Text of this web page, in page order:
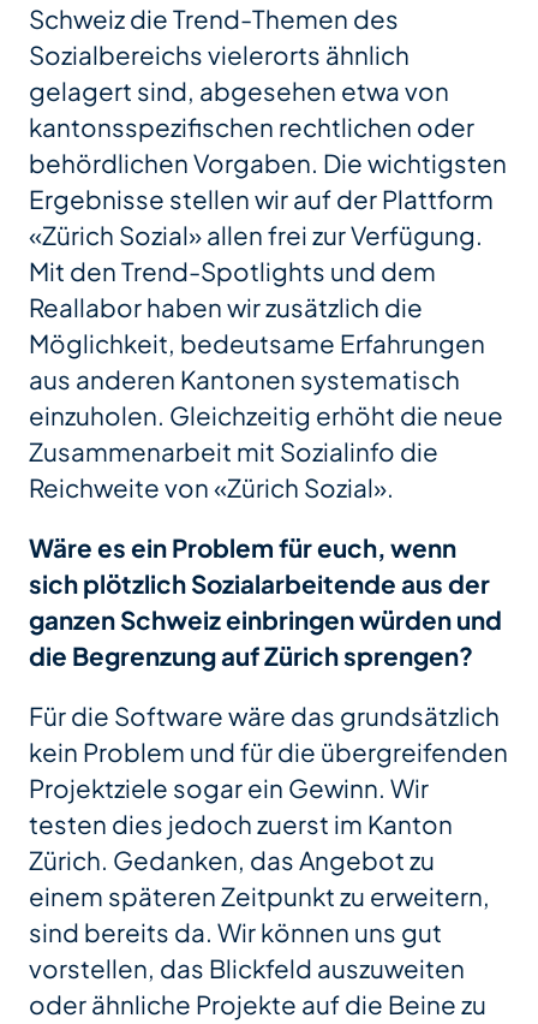
Schweiz die Trend-Themen des
Sozialbereichs vielerorts ähnlich
gelagert sind, abgesehen etwa von
kantonsspezifischen rechtlichen oder
behördlichen Vorgaben. Die wichtigsten
Ergebnisse stellen wir auf der Plattform
«Zürich Sozial» allen frei zur Verfügung.
Mit den Trend-Spotlights und dem
Reallabor haben wir zusätzlich die
Möglichkeit, bedeutsame Erfahrungen
aus anderen Kantonen systematisch
einzuholen. Gleichzeitig erhöht die neue
Zusammenarbeit mit Sozialinfo die
Reichweite von «Zürich Sozial».
Wäre es ein Problem für euch, wenn
sich plötzlich Sozialarbeitende aus der
ganzen Schweiz einbringen würden und
die Begrenzung auf Zürich sprengen?
Für die Software wäre das grundsätzlich
kein Problem und für die übergreifenden
Projektziele sogar ein Gewinn. Wir
testen dies jedoch zuerst im Kanton
Zürich. Gedanken, das Angebot zu
einem späteren Zeitpunkt zu erweitern,
sind bereits da. Wir können uns gut
vorstellen, das Blickfeld auszuweiten
oder ähnliche Projekte auf die Beine zu